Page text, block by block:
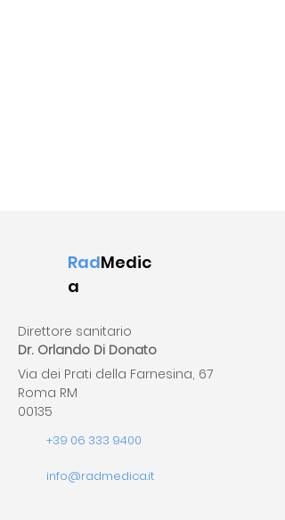
RadMedic
a
Direttore sanitario
Dr. Orlando Di Donato
Via dei Prati della Farnesina, 67
Roma RM
00135
+39 06 333 9400
info@radmedica.it